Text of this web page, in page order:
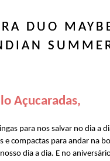
DUO
Açucaradas,
para nos salvar no dia a
e compactas para andar na
dia a dia. E no